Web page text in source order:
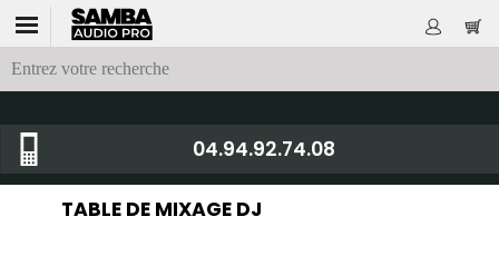
04.94.92.74.08
TABLE DE MIXAGE DJ